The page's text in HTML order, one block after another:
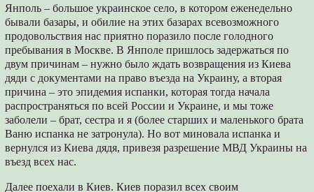
Янполь – большое украинское село, в котором еженедельно
бывали базары, и обилие на этих базарах всевозможного
продовольствия нас приятно поразило после голодного
пребывания в Москве. В Янполе пришлось задержаться по
двум причинам – нужно было ждать возвращения из Киева
дяди с документами на право въезда на Украину, а вторая
причина – это эпидемия испанки, которая тогда начала
распространяться по всей России и Украине, и мы тоже
заболели – брат, сестра и я (более старших и маленького брата
Ваню испанка не затронула). Но вот миновала испанка и
вернулся из Киева дядя, привезя разрешение МВД Украины на
въезд всех нас.
Далее поехали в Киев. Киев поразил всех своим